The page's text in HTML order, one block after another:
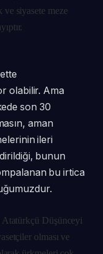
siyasete meze
olabilir. Ama
son 30
aman
ileri
bunun
bu irtica
Düşünceyi
olması ve